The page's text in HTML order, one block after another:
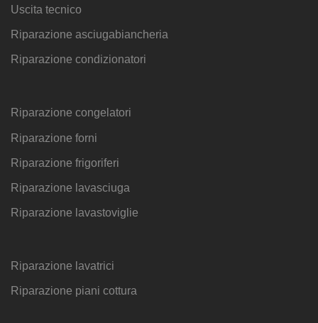
Uscita tecnico
Riparazione asciugabiancheria
Riparazione condizionatori
Riparazione congelatori
Riparazione forni
Riparazione frigoriferi
Riparazione lavasciuga
Riparazione lavastoviglie
Riparazione lavatrici
Riparazione piani cottura